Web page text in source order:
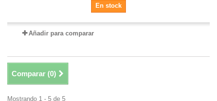
En stock
Añadir para comparar
Comparar (0)
Mostrando 1 - 5 de 5